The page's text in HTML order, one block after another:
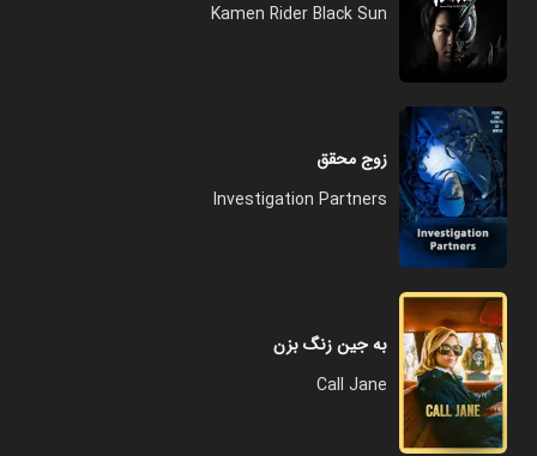
Kamen Rider Black Sun
زوج محقق
Investigation Partners
به جین زنگ بزن
Call Jane